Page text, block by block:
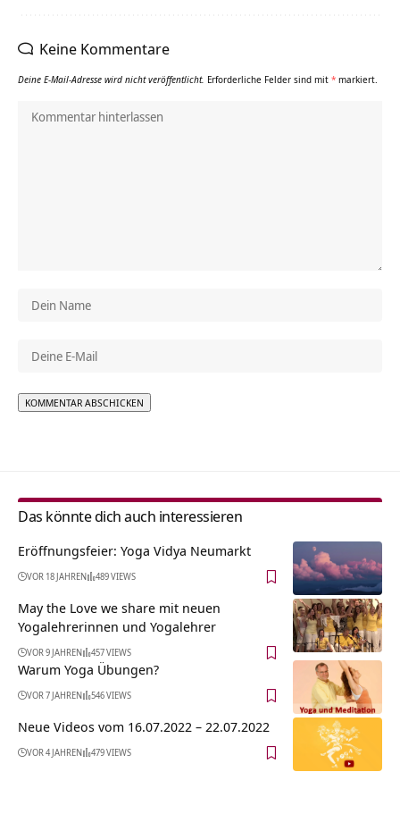
Keine Kommentare
Deine E-Mail-Adresse wird nicht veröffentlicht. Erforderliche Felder sind mit * markiert.
Das könnte dich auch interessieren
Eröffnungsfeier: Yoga Vidya Neumarkt
VOR 18 JAHREN 489 VIEWS
May the Love we share mit neuen
Yogalehrerinnen und Yogalehrer
VOR 9 JAHREN 457 VIEWS
Warum Yoga Übungen?
VOR 7 JAHREN 546 VIEWS
Neue Videos vom 16.07.2022 – 22.07.2022
VOR 4 JAHREN 479 VIEWS